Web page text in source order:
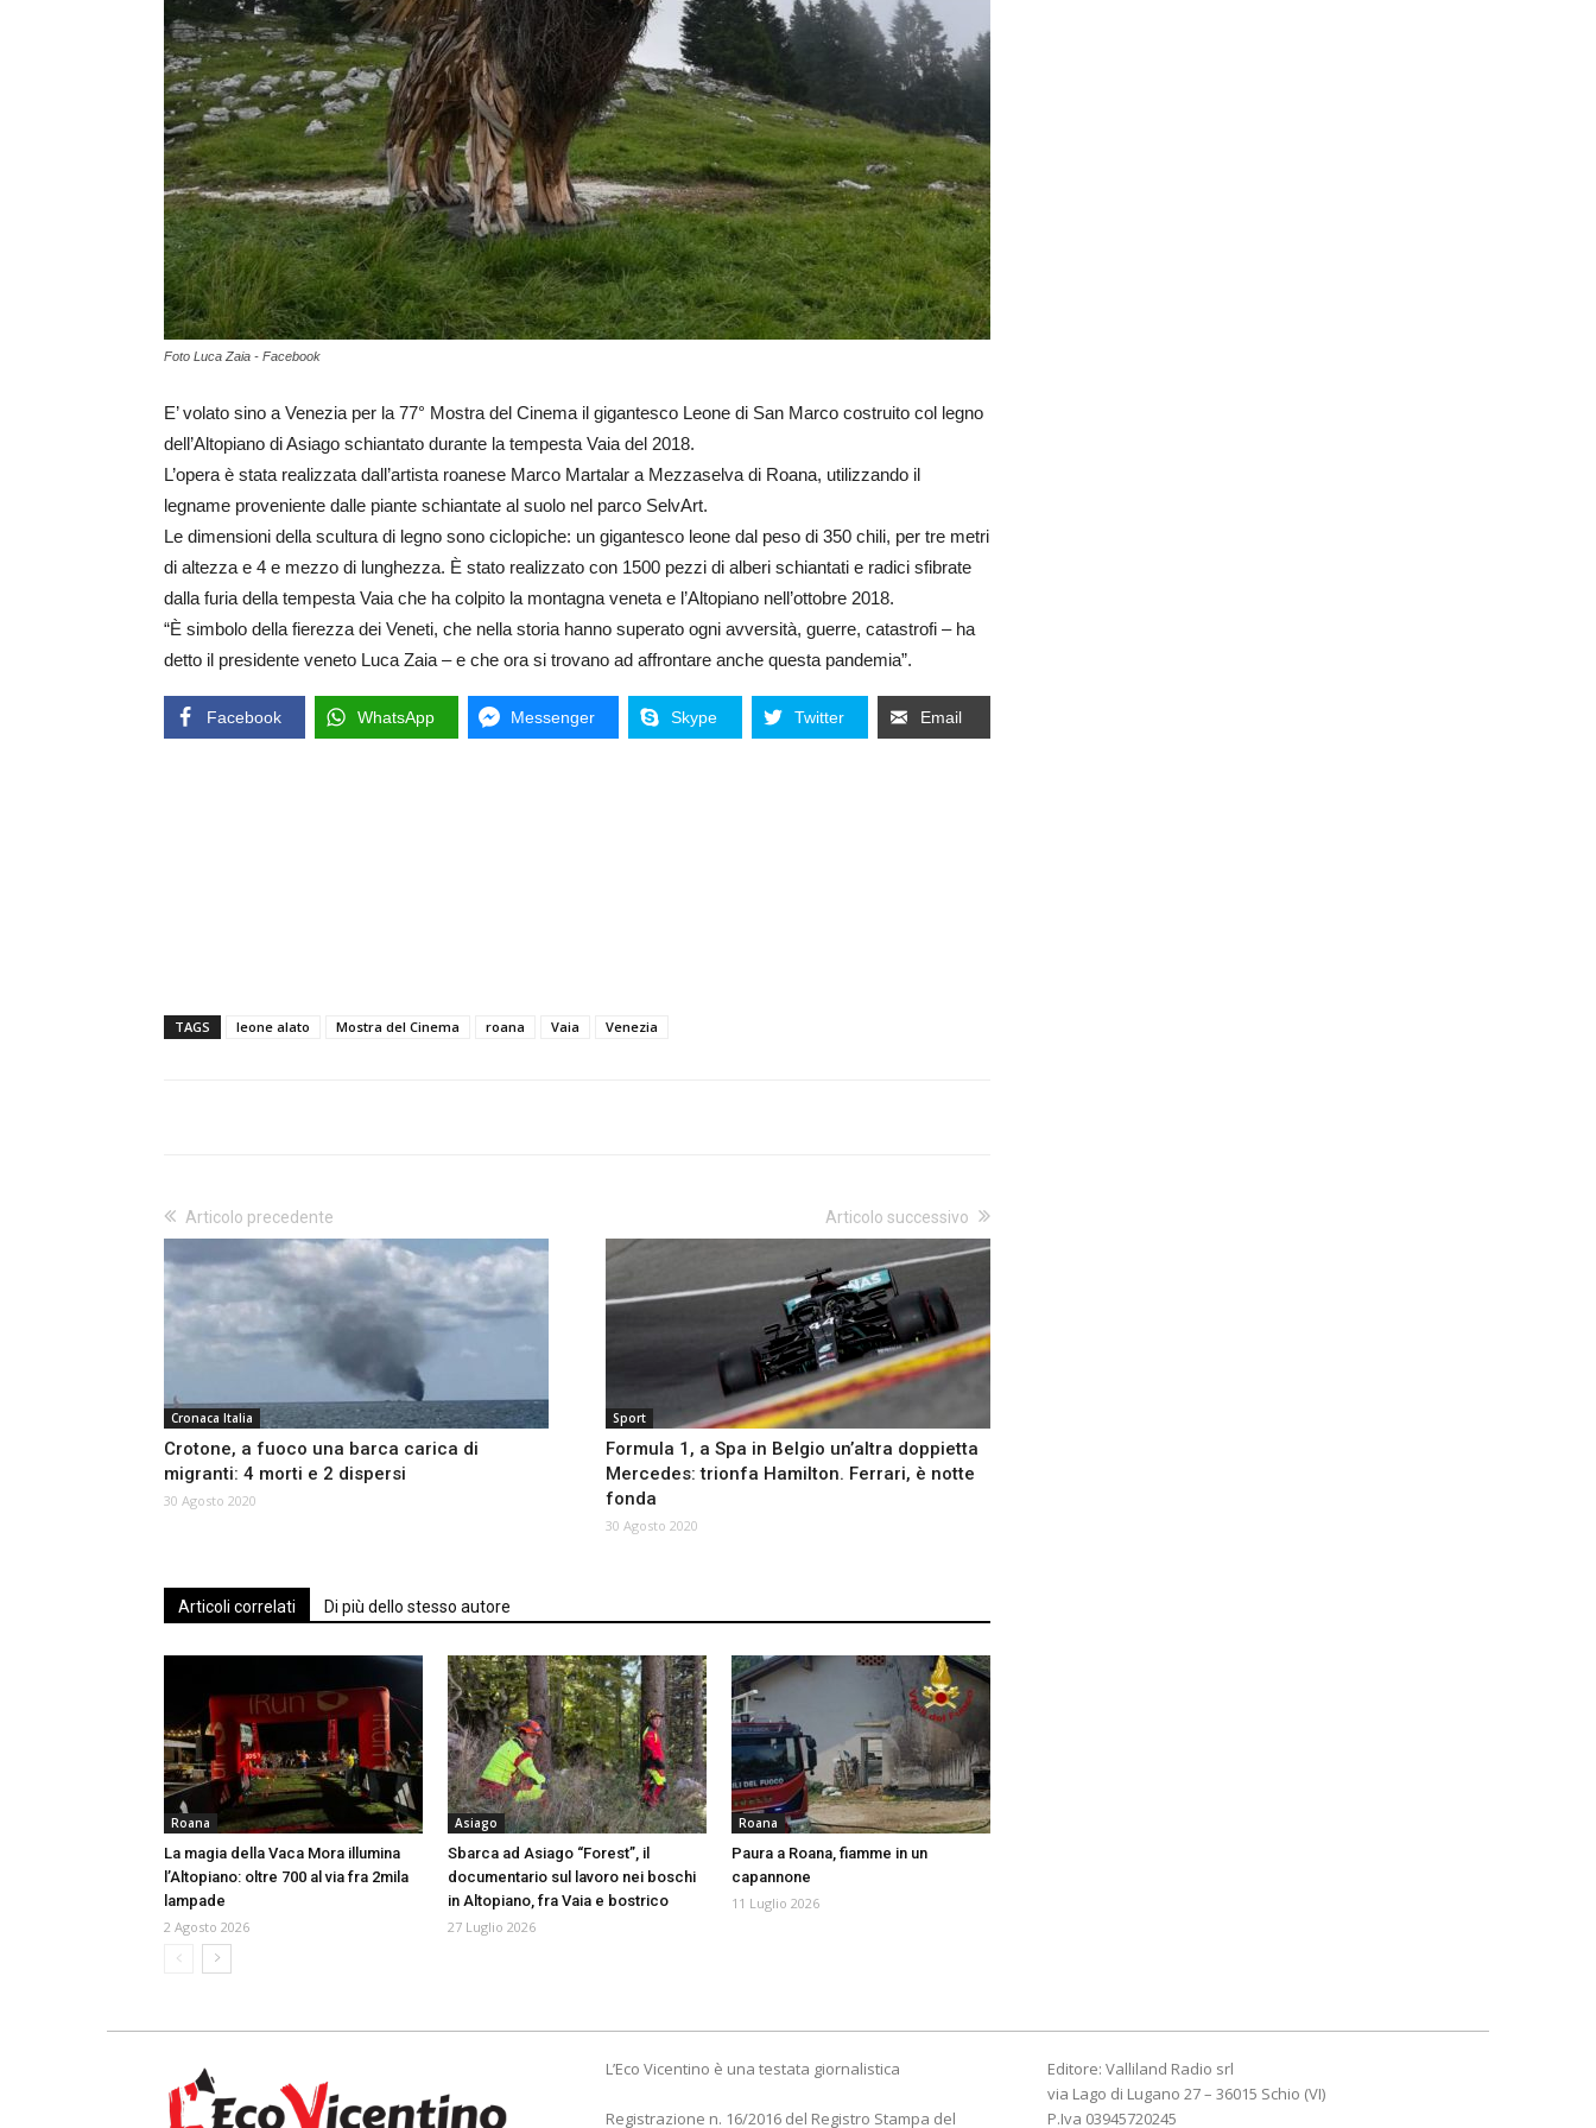
Foto Luca Zaia - Facebook
E’ volato sino a Venezia per la 77° Mostra del Cinema il gigantesco Leone di San Marco costruito col legno
dell’Altopiano di Asiago schiantato durante la tempesta Vaia del 2018.
L’opera è stata realizzata dall’artista roanese Marco Martalar a Mezzaselva di Roana, utilizzando il
legname proveniente dalle piante schiantate al suolo nel parco SelvArt.
Le dimensioni della scultura di legno sono ciclopiche: un gigantesco leone dal peso di 350 chili, per tre metri
di altezza e 4 e mezzo di lunghezza. È stato realizzato con 1500 pezzi di alberi schiantati e radici sfibrate
dalla furia della tempesta Vaia che ha colpito la montagna veneta e l’Altopiano nell’ottobre 2018.
“È simbolo della fierezza dei Veneti, che nella storia hanno superato ogni avversità, guerre, catastrofi – ha
detto il presidente veneto Luca Zaia – e che ora si trovano ad affrontare anche questa pandemia”.
Facebook WhatsApp Messenger Skype Twitter Email
TAGS leone alato Mostra del Cinema roana Vaia Venezia
Articolo precedente
Cronaca Italia
Crotone, a fuoco una barca carica di
migranti: 4 morti e 2 dispersi
30 Agosto 2020
Articolo successivo
Sport
Formula 1, a Spa in Belgio un’altra doppietta
Mercedes: trionfa Hamilton. Ferrari, è notte
fonda
30 Agosto 2020
Articoli correlati Di più dello stesso autore
Roana
La magia della Vaca Mora illumina
l’Altopiano: oltre 700 al via fra 2mila
lampade
2 Agosto 2026
Asiago
Sbarca ad Asiago “Forest”, il
documentario sul lavoro nei boschi
in Altopiano, fra Vaia e bostrico
27 Luglio 2026
Roana
Paura a Roana, fiamme in un
capannone
11 Luglio 2026
L’Eco Vicentino è una testata giornalistica
Registrazione n. 16/2016 del Registro Stampa del
Editore: Valliland Radio srl
via Lago di Lugano 27 – 36015 Schio (VI)
P.Iva 03945720245